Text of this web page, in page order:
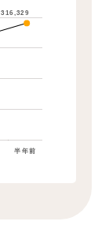
半年前
316,329